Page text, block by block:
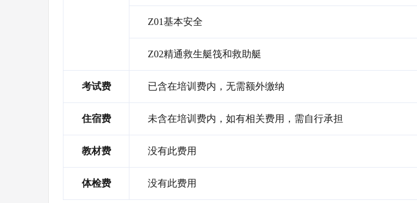
Z01基本安全
Z02精通救生艇筏和救助艇
考试费 已含在培训费内，无需额外缴纳
住宿费 未含在培训费内，如有相关费用，需自行承担
教材费 没有此费用
体检费 没有此费用